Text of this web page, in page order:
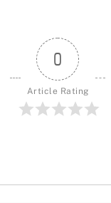
0
Article Rating